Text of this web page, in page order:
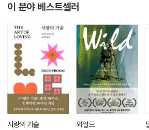
르게 보일지도 모른다. 일시적인 위로거나 유행하
생각하면 그 문장들이 내가 쓴 것처럼 느껴지는 순
니, 앞으로 어떻게 살아가야 할지는 알 수 없어도
기대어 쉬어도 좋을 것이다.
이 분야 베스트셀러
사랑의 기술 와일드